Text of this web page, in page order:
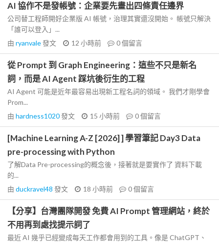
AI 協作不是發帳號：企業要先畫出四條責任邊界
公司替工程師開好企業版 AI 帳號，治理其實還沒開始。 帳號只解決
「誰可以登入」...
由 ryanvale發文 12 小時前 0個留言
從 Prompt 到 Graph Engineering：這些不只是新名
詞，而是 AI Agent 踩坑後衍生的工程
AI Agent 可能是近年最容易出現新工程名詞的領域。 我們才剛學會
Prom...
由 hardness1020發文 15 小時前 0個留言
[Machine Learning A-Z [2026] ] 學習筆記 Day3 Data
pre-processing with Python
了解Data Pre-processing的概念後，接著就是要實作了 資料下載
的...
由 duckravel48 發文 18 小時前 0個留言
【分享】台灣團隊開發 免費 AI Prompt 管理網站，終於
不用再到處找提示詞了
最近 AI 幾乎已經變成每天工作都會用到的工具。像是 ChatGPT、